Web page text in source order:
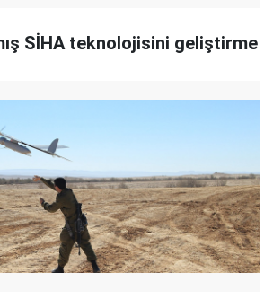
SİHA teknolojisini geliştirme